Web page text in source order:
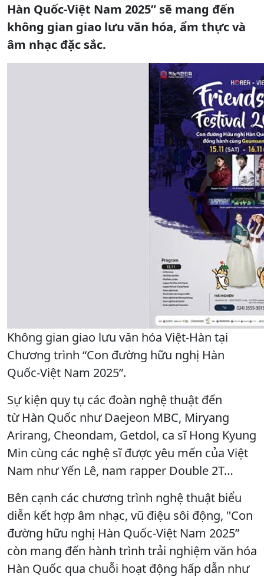
Hàn Quốc-Việt Nam 2025” sẽ mang đến
không gian giao lưu văn hóa, ẩm thực và
âm nhạc đặc sắc.
Không gian giao lưu văn hóa Việt-Hàn tại
Chương trình “Con đường hữu nghị Hàn
Quốc-Việt Nam 2025”.
Sự kiện quy tụ các đoàn nghệ thuật đến
từ Hàn Quốc như Daejeon MBC, Miryang
Arirang, Cheondam, Getdol, ca sĩ Hong Kyung
Min cùng các nghệ sĩ được yêu mến của Việt
Nam như Yến Lê, nam rapper Double 2T…
Bên cạnh các chương trình nghệ thuật biểu
diễn kết hợp âm nhạc, vũ điệu sôi động, "Con
đường hữu nghị Hàn Quốc-Việt Nam 2025”
còn mang đến hành trình trải nghiệm văn hóa
Hàn Quốc qua chuỗi hoạt động hấp dẫn như